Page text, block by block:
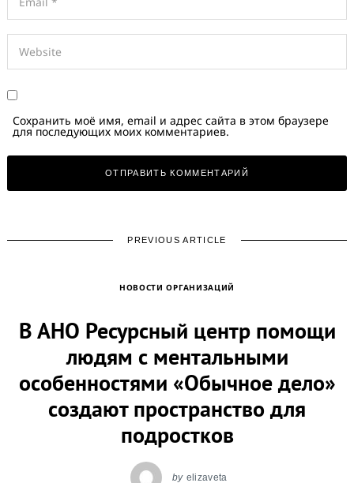
Сохранить моё имя, email и адрес сайта в этом браузере
для последующих моих комментариев.
PREVIOUS ARTICLE
НОВОСТИ ОРГАНИЗАЦИЙ
В АНО Ресурсный центр помощи
людям с ментальными
особенностями «Обычное дело»
создают пространство для
подростков
by elizaveta